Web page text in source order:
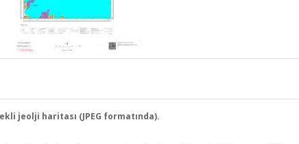
jeolji haritası (JPEG formatında).